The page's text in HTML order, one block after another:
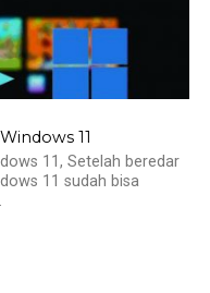
11
11, Setelah beredar
11 sudah bisa